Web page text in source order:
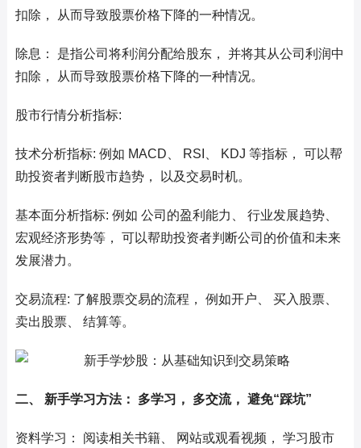
扣除， 从而导致股票价格下降的一种情况。
除息： 是指公司将利润分配给股东， 并将其从公司利润中
扣除， 从而导致股票价格下降的一种情况。
股市行情分析指标:
技术分析指标: 例如 MACD、 RSI、 KDJ 等指标， 可以帮
助投资者判断股市趋势， 以及交易时机。
基本面分析指标: 例如 公司的盈利能力、 行业发展趋势、
宏观经济形势等， 可以帮助投资者判断公司的价值和未来
发展潜力。
交易流程: 了解股票交易的流程， 例如开户、 买入股票、
卖出股票、 结算等。
二、 新手学习方法： 多学习， 多交流， 避免“踩坑”
资料学习： 阅读相关书籍、 网站或观看视频， 学习股市